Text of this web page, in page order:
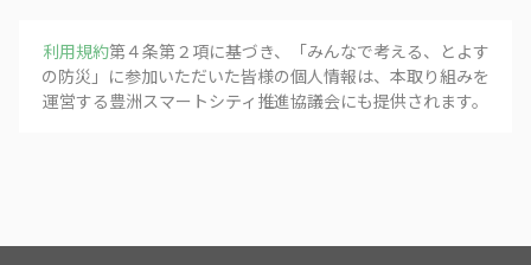
利用規約第４条第２項に基づき、「みんなで考える、とよす
の防災 」に参加いただいた皆様の個人情報は、本取り組みを
運営する豊洲スマートシティ推進協議会にも提供されます。